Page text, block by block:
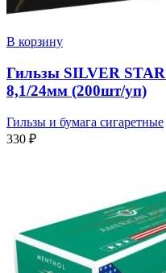
В корзину
Гильзы SILVER
8,1/24мм (200шт/уп)
Гильзы и бумага сигаретные
330 ₽